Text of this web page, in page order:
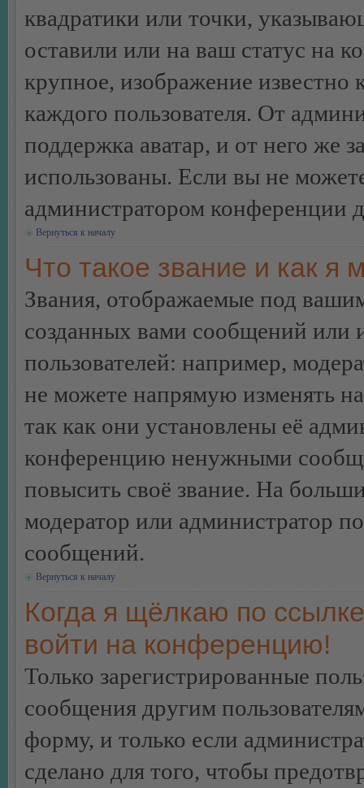
квадратики или точки,
оставили или на ваш статус на
крупное, изображение известно
каждого пользователя. От
поддержка аватар, и от него же
использованы. Если вы не
администратором конференции
Вернуться к началу
Что такое звание и как я
Звания, отображаемые под
созданных вами сообщений
пользователей: например,
не можете напрямую изменять
так как они установлены её
конференцию ненужными
повысить своё звание. На
модератор или администратор
сообщений.
Вернуться к началу
Когда я щёлкаю по
войти на конференцию!
Только зарегистрированные
сообщения другим
форму, и только если
сделано для того, чтобы